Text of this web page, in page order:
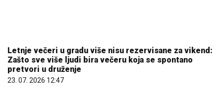
Letnje večeri u gradu više nisu rezervisane za vikend:
Zašto sve više ljudi bira večeru koja se spontano
pretvori u druženje
23. 07. 2026 12:47